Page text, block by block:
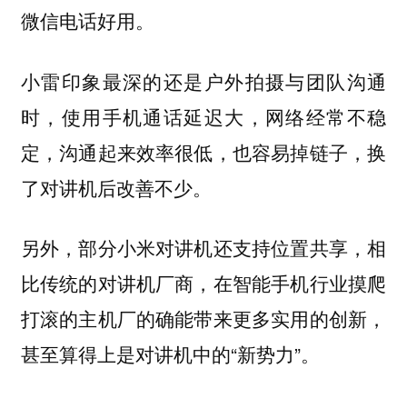
微信电话好用。
小雷印象最深的还是户外拍摄与团队沟通
时，使用手机通话延迟大，网络经常不稳
定，沟通起来效率很低，也容易掉链子，换
了对讲机后改善不少。
另外，部分小米对讲机还支持位置共享，相
比传统的对讲机厂商，在智能手机行业摸爬
打滚的主机厂的确能带来更多实用的创新，
甚至算得上是对讲机中的“新势力”。